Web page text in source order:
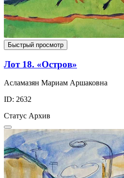
Быстрый просмотр
Лот 18. «Остров»
Асламазян Мариам Аршаковна
ID: 2632
Статус Архив